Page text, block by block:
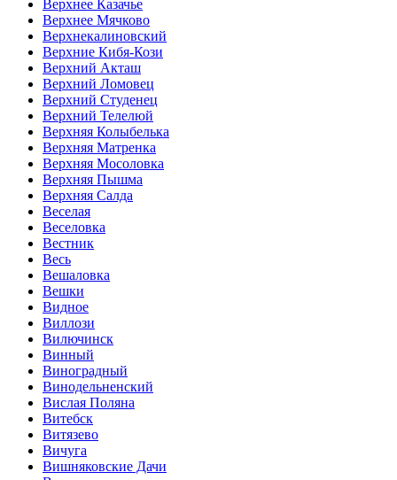
Верхнее Казачье
Верхнее Мячково
Верхнекалиновский
Верхние Кибя-Кози
Верхний Акташ
Верхний Ломовец
Верхний Студенец
Верхний Телелюй
Верхняя Колыбелька
Верхняя Матренка
Верхняя Мосоловка
Верхняя Пышма
Верхняя Салда
Веселая
Веселовка
Вестник
Весь
Вешаловка
Вешки
Видное
Виллози
Вилючинск
Винный
Виноградный
Винодельненский
Вислая Поляна
Витебск
Витязево
Вичуга
Вишняковские Дачи